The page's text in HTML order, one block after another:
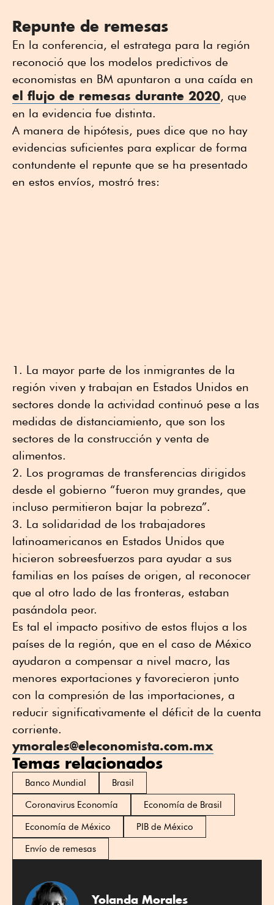
Repunte de remesas
En la conferencia, el estratega para la región
reconoció que los modelos predictivos de
economistas en BM apuntaron a una caída en
el flujo de remesas durante 2020, que
en la evidencia fue distinta.
A manera de hipótesis, pues dice que no hay
evidencias suficientes para explicar de forma
contundente el repunte que se ha presentado
en estos envíos, mostró tres:
La mayor parte de los inmigrantes de la
región viven y trabajan en Estados Unidos en
sectores donde la actividad continuó pese a las
medidas de distanciamiento, que son los
sectores de la construcción y venta de
alimentos.
Los programas de transferencias dirigidos
desde el gobierno “fueron muy grandes, que
incluso permitieron bajar la pobreza”.
La solidaridad de los trabajadores
latinoamericanos en Estados Unidos que
hicieron sobreesfuerzos para ayudar a sus
familias en los países de origen, al reconocer
que al otro lado de las fronteras, estaban
pasándola peor.
Es tal el impacto positivo de estos flujos a los
países de la región, que en el caso de México
ayudaron a compensar a nivel macro, las
menores exportaciones y favorecieron junto
con la compresión de las importaciones, a
reducir significativamente el déficit de la cuenta
corriente.
ymorales@eleconomista.com.mx
Temas relacionados
Banco Mundial
Brasil
Coronavirus Economía
Economía de Brasil
Economía de México
PIB de México
Envío de remesas
Yolanda Morales